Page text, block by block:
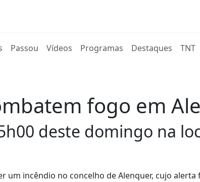
Passou Vídeos Programas Destaques TNT
fogo em
deste domingo na
um incêndio no concelho de Alenquer, cujo alerta